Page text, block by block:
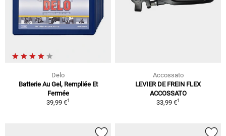
Delo
Batterie Au Gel, Rempliée Et
Fermée
39,99 €1
Accossato
LEVIER DE FREIN FLEX
ACCOSSATO
33,99 €1